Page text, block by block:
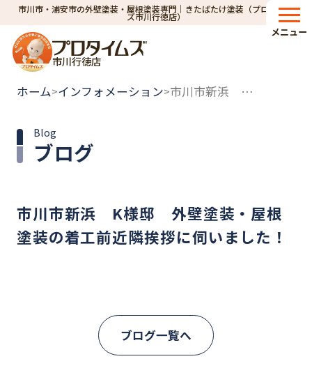
市川市・浦安市の外壁塗装・屋根塗装専門｜きたばたけ塗装（プロタイム
ズ市川行徳店）
市川行徳店
メニュー
ホーム>インフォメーション> 市川市新浜 K様邸 外壁塗装・屋根塗装の着工前近隣挨拶に伺いました！
ブログ
Blog
市川市新浜 K様邸 外壁塗装・屋根
塗装の着工前近隣挨拶に伺いました！
ブログ一覧へ